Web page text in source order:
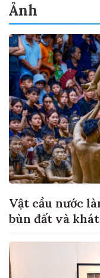
Ảnh
Vật cầu nước
bùn đất và